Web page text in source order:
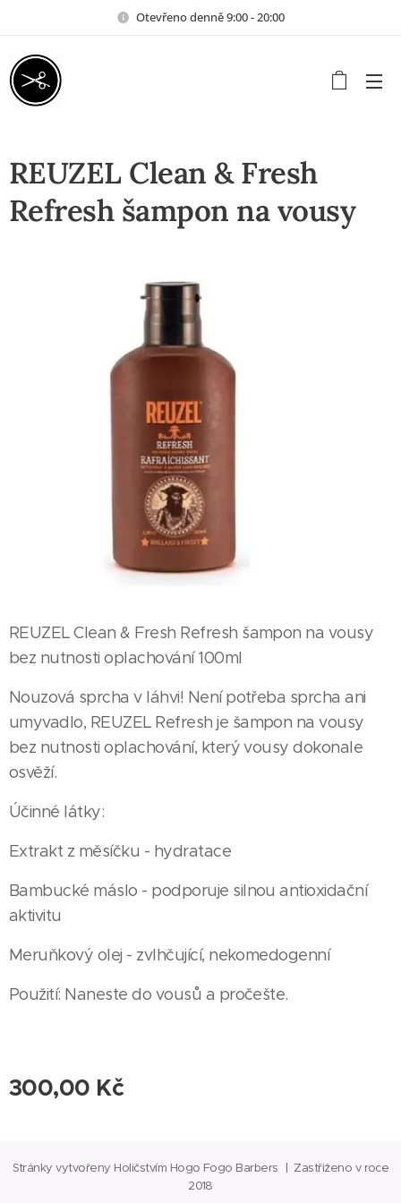
Otevřeno denně 9:00 - 20:00
REUZEL Clean & Fresh
Refresh šampon na vousy
REUZEL Clean & Fresh Refresh šampon na vousy
bez nutnosti oplachování 100ml
Nouzová sprcha v láhvi! Není potřeba sprcha ani
umyvadlo, REUZEL Refresh je šampon na vousy
bez nutnosti oplachování, který vousy dokonale
osvěží.
Účinné látky:
Extrakt z měsíčku - hydratace
Bambucké máslo - podporuje silnou antioxidační
aktivitu
Meruňkový olej - zvlhčující, nekomedogenní
Použití: Naneste do vousů a pročešte.
300,00 Kč
Stránky vytvořeny Holičstvím Hogo Fogo Barbers | Zastřiženo v roce
2018